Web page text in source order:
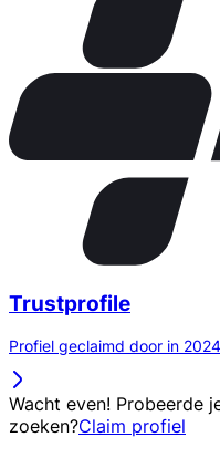
Trustprofile
Profiel geclaimd door in 2024
Wacht even! Probeerde
zoeken?Claim profiel